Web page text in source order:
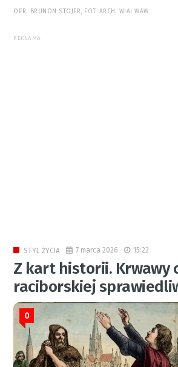
OPR. BRUNON STOJER, FOT. ARCH. WIAI WAW
REKLAMA
STYL ŻYCIA 7 marca 2026 15:22
Z kart historii. Krwawy
raciborskiej
0